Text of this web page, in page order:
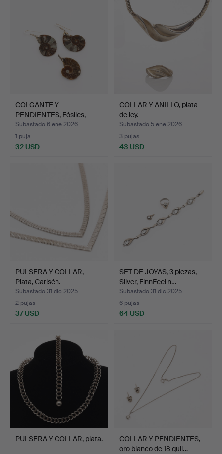
COLGANTE Y
PENDIENTES, Fósiles,
Plata.
Subastado 6 ene 2026
1 puja
32 USD
COLLAR Y ANILLO, plata
de ley.
Subastado 5 ene 2026
3 pujas
43 USD
PULSERA Y COLLAR,
Plata, Carlsén.
Subastado 31 dic 2025
2 pujas
37 USD
SET DE JOYAS, 3 piezas,
Silver, FinnFeelin…
Subastado 31 dic 2025
6 pujas
64 USD
PULSERA Y COLLAR, plata.
COLLAR Y PENDIENTES,
oro blanco de 18 quil…